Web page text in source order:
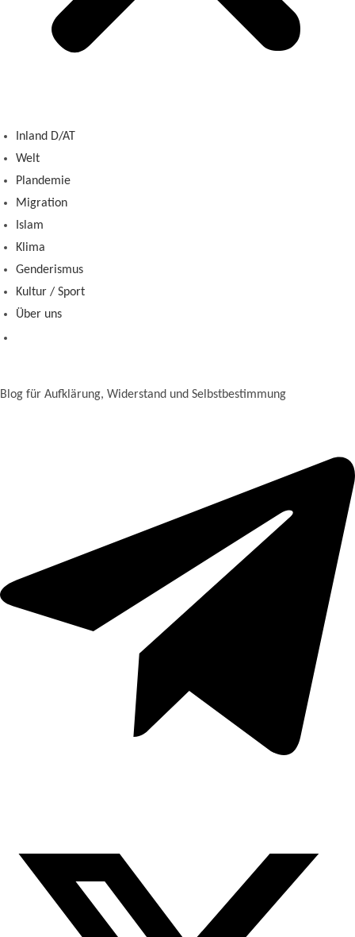
Inland D/AT
Welt
Plandemie
Migration
Islam
Klima
Genderismus
Kultur / Sport
Über uns
Blog für Aufklärung, Widerstand und Selbstbestimmung